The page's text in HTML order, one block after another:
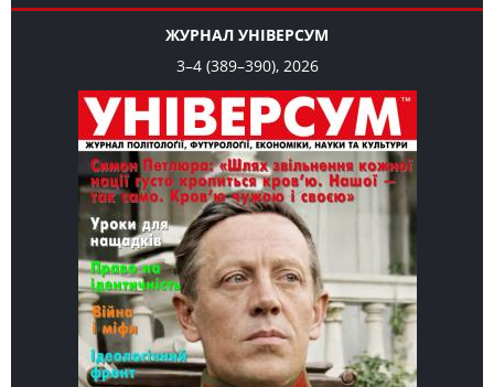
ЖУРНАЛ УНІВЕРСУМ
3–4 (389–390), 2026